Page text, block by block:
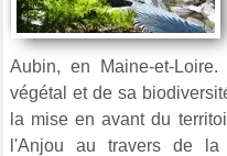
Aubin, en Maine-et-
végétal et de sa
la mise en avant du
l'Anjou au travers de la